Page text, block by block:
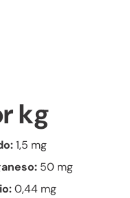
kg
1,5 mg
50 mg
0,44 mg